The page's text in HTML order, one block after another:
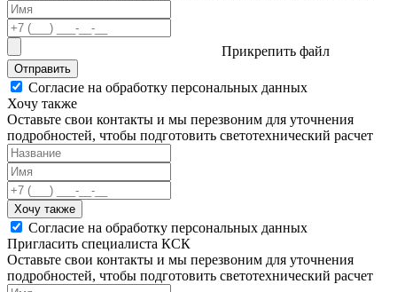
Прикрепить файл
Отправить
Согласие на обработку персональных данных
Хочу также
Оставьте свои контакты и мы перезвоним для уточнения
подробностей, чтобы подготовить светотехнический расчет
Хочу также
Согласие на обработку персональных данных
Пригласить специалиста КСК
Оставьте свои контакты и мы перезвоним для уточнения
подробностей, чтобы подготовить светотехнический расчет